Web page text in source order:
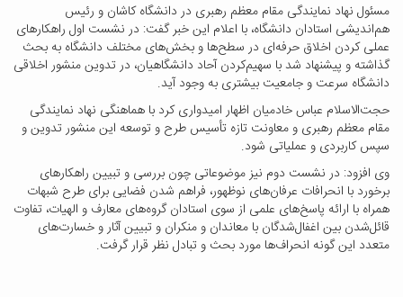
مسئول نهاد نمایندگی مقام معظم رهبری در دانشگاه کاشان و رئیس
هم‌اندیشی استادان دانشگاه، با اعلام این خبر گفت: در نشست اول راهکارهای
عملی کردن اخلاق حرفه‌ای در سطح‌ها و بخش‌های مختلف دانشگاه به بحث
گذاشته و پیشنهاد شد با سهیم‌کردن آحاد دانشگاهیان، در تدوین منشور اخلاقی
دانشگاه سرعت و جامعیت بیشتری به وجود آید.
حجت‌الاسلام عباس خادمیان اظهار امیدواری کرد با هماهنگی نهاد نمایندگی
مقام معظم رهبری و معاونت تازه تأسیس طرح و توسعه این منشور تدوین و
سپس کاربردی و عملیاتی شود.
وی افزود: در نشست دوم نیز موضوعاتی چون بررسی و تبیین راهکارهای
برخورد با انحرافات عرفان‌های نوظهور، فراهم شدن فضایی برای طرح شبهات
همراه با ارائه پاسخ‌های علمی از سوی استادان گروه‌های معارف و الهیات، تفاوت
قائل‌شدن بین اغفال‌شدگان با معاندان و منکران و تبیین آثار و خسارت‌های
متعدد این گونه انحراف‌ها مورد بحث و تبادل نظر قرار گرفت.